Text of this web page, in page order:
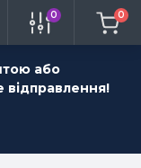
або
0 0